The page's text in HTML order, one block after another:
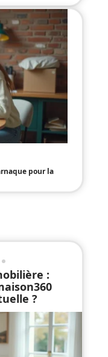
pour la
:
?